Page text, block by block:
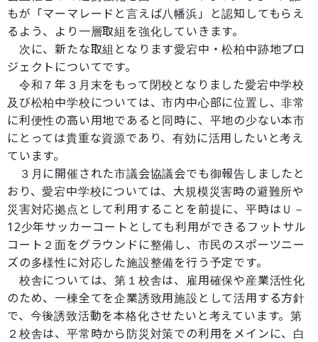
もが「マーマレードと言えば八幡浜」と認知してもらえ
るよう、より一層取組を強化していきます。
次に、新たな取組となります愛宕中・松柏中跡地プロ
ジェクトについてです。
令和７年３月末をもって閉校となりました愛宕中学校
及び松柏中学校については、市内中心部に位置し、非常
に利便性の高い用地であると同時に、平地の少ない本市
にとっては貴重な資源であり、有効に活用したいと考え
ています。
３月に開催された市議会協議会でも御報告しましたと
おり、愛宕中学校については、大規模災害時の避難所や
災害対応拠点として利用することを前提に、平時はＵ－
12少年サッカーコートとしても利用ができるフットサル
コート２面をグラウンドに整備し、市民のスポーツニー
ズの多様性に対応した施設整備を行う予定です。
校舎については、第１校舎は、雇用確保や産業活性化
のため、一棟全てを企業誘致用施設として活用する方針
で、今後誘致活動を本格化させたいと考えています。第
２校舎は、平常時から防災対策での利用をメインに、白